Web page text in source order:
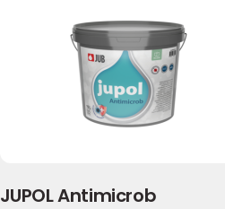
JUPOL Antimicrob